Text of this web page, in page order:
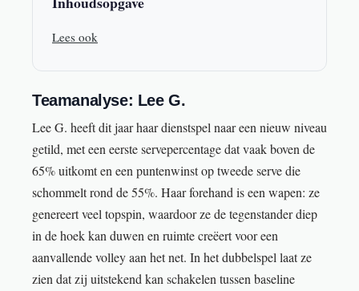
Lees ook
Teamanalyse: Lee G.
Lee G. heeft dit jaar haar dienstspel naar een nieuw niveau
getild, met een eerste servepercentage dat vaak boven de
65% uitkomt en een puntenwinst op tweede serve die
schommelt rond de 55%. Haar forehand is een wapen: ze
genereert veel topspin, waardoor ze de tegenstander diep
in de hoek kan duwen en ruimte creëert voor een
aanvallende volley aan het net. In het dubbelspel laat ze
zien dat zij uitstekend kan schakelen tussen baseline